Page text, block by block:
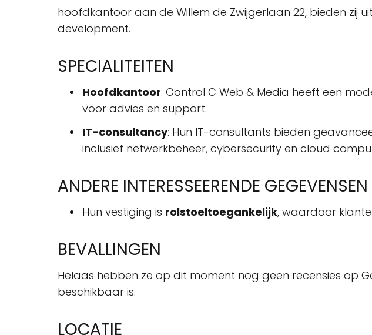
hoofdkantoor aan de Willem de Zwijgerlaan 22, bieden zij
development.
SPECIALITEITEN
Hoofdkantoor: Control C Web & Media heeft een
voor advies en support.
IT-consultancy: Hun IT-consultants bieden
inclusief netwerkbeheer, cybersecurity en cloud
ANDERE INTERESSEERENDE GEGEVENSEN
Hun vestiging is rolstoeltoegankelijk, waardoor
BEVALLINGEN
Helaas hebben ze op dit moment nog geen recensies op
beschikbaar is.
LOCATIE